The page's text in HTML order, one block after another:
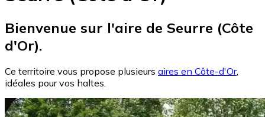
Bienvenue sur l'aire de Seurre (Côte
d'Or).
Ce territoire vous propose plusieurs aires en Côte-d'Or,
idéales pour vos haltes.